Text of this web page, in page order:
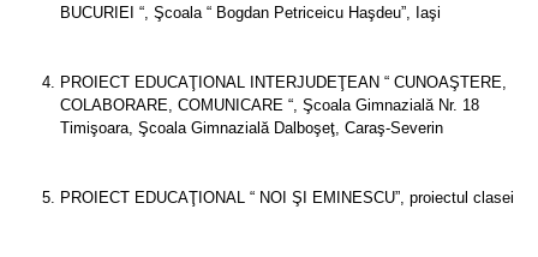
BUCURIEI “, Şcoala “ Bogdan Petriceicu Haşdeu”, Iaşi
PROIECT EDUCAŢIONAL INTERJUDEŢEAN “ CUNOAŞTERE,
COLABORARE, COMUNICARE “, Şcoala Gimnazială Nr. 18
Timişoara, Şcoala Gimnazială Dalboşeţ, Caraş-Severin
PROIECT EDUCAŢIONAL “ NOI ŞI EMINESCU”, proiectul clasei